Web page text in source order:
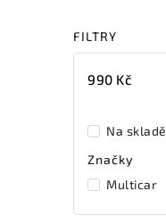
FILTRY
990 Kč
Na skladě
Značky
Multicar